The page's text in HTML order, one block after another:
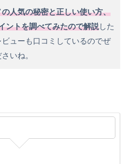
人気の秘密と正しい使い方、
ントを調べてみたので解説した
ューも口コミしているのでぜ
いね。